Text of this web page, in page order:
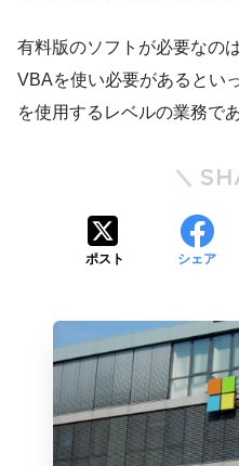
有料版のソフトが必要なの
VBAを使い必要があるとい
を使用するレベルの業務で
ポスト シェア